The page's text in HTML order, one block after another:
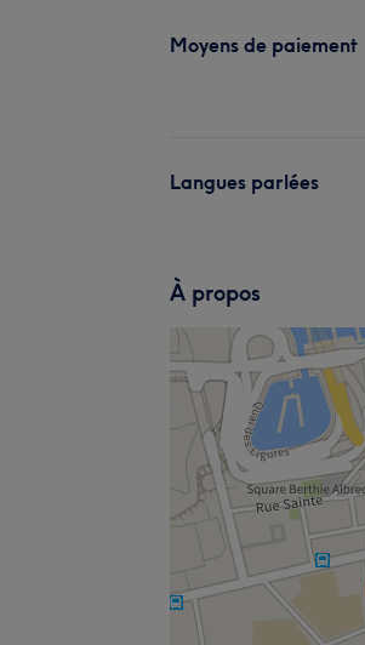
Moyens de paiement
Langues parlées
À propos